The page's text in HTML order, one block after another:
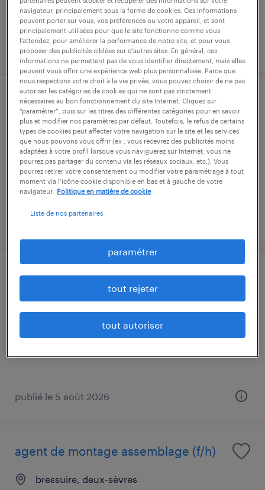
publié le 23 juillet 2026
agent de montage assemblage (f/h)
mauléon, deux-sèvres
intérim
12,48 € par heure
agent de montage assemblage (f/h)
mauléon, deux-sèvres
12,48 € par heure
publié le 5 août 2026
agent de montage assemblage (f/h)
bressuire, deux-sèvres
navigateur, principalement sous la forme de cookies. Ces informations
peuvent porter sur vous, vos préférences ou votre appareil, et sont
principalement utilisées pour que le site fonctionne comme vous
l’attendez, pour améliorer la performance de notre site, et pour vous
proposer des publicités ciblées sur d’autres sites. En général, ces
informations ne permettent pas de vous identifier directement, mais elles
peuvent vous offrir une expérience web plus personnalisée. Parce que
nous respectons votre droit à la vie privée, vous pouvez choisir de ne pas
autoriser les catégories de cookies qui ne sont pas strictement
nécessaires au bon fonctionnement du site Internet. Cliquez sur
“paramétrer”, puis sur les titres des différentes catégories pour en savoir
plus et modifier nos paramètres par défaut. Toutefois, le refus de certains
types de cookies peut affecter votre navigation sur le site et les services
que nous pouvons vous offrir (ex : vous recevrez des publicités moins
adaptées à votre profil lorsque vous naviguerez sur Internet, vous ne
pourrez pas partager du contenu via les réseaux sociaux, etc.). Vous
pourrez retirer votre consentement ou modifier votre paramétrage à tout
moment via l’icône cookie disponible en bas et à gauche de votre
navigateur.
Politique en matière de cookie
Liste de nos partenaires
paramétrer
tout rejeter
tout autoriser